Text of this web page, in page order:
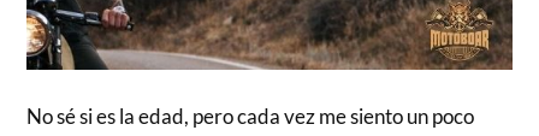
No sé si es la edad, pero cada vez me siento un poco